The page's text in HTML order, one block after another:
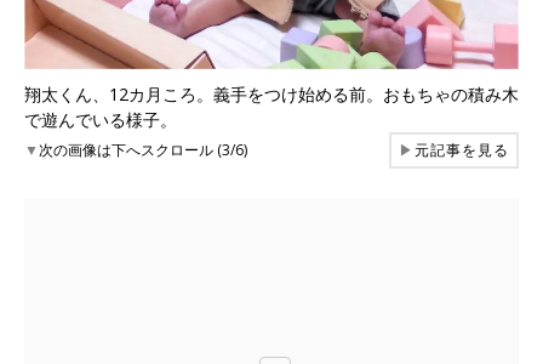
翔太くん、12カ月ころ。義手をつけ始める前。おもちゃの積み木
で遊んでいる様子。
▼次の画像は下へスクロール (3/6) ▶元記事を見る